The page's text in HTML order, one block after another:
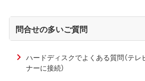
問合せの多いご質問
ハードディスクでよくある質問（テレ
ナーに接続）